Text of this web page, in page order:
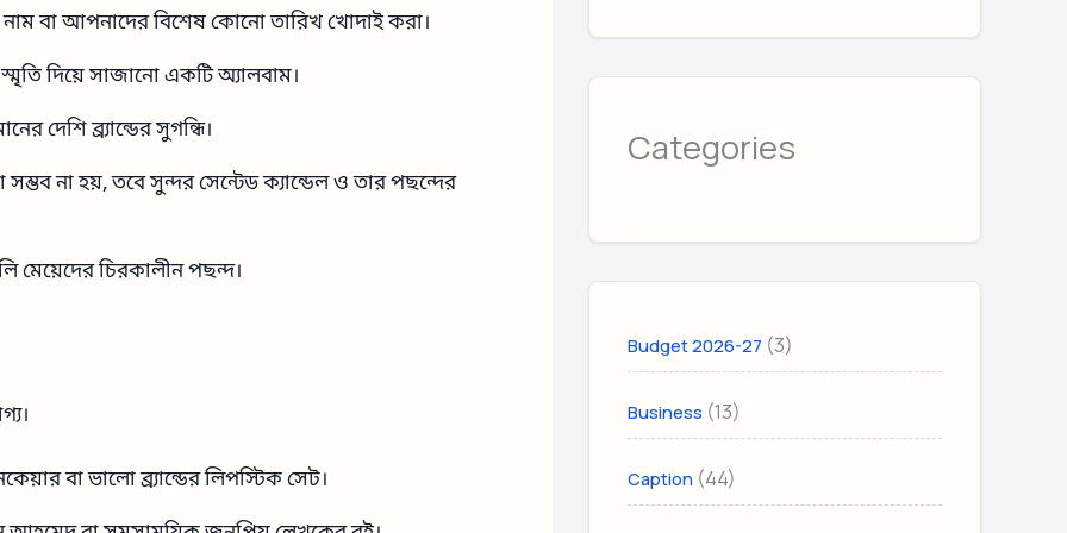
বা আপনাদের বিশেষ কোনো তারিখ খোদাই করা।
দিয়ে সাজানো একটি অ্যালবাম।
দেশি ব্র্যান্ডের সুগন্ধি।
সম্ভব না হয়, তবে সুন্দর সেন্টেড ক্যান্ডেল ও তার পছন্দের
মেয়েদের চিরকালীন পছন্দ।
বা ভালো ব্র্যান্ডের লিপস্টিক সেট।
Categories
Budget 2026-27 (3)
Business (13)
Caption (44)